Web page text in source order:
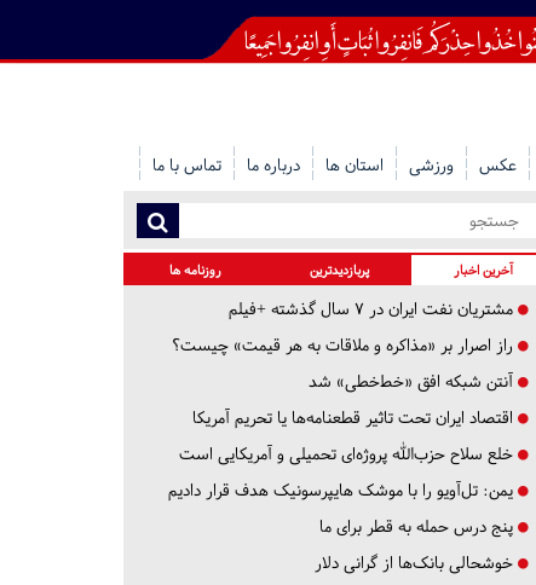
عکس ورزشی استان ها درباره ما تماس با ما
آخرین اخبار پربازدیدترین روزنامه ها
مشتریان نفت ایران در ۷ سال گذشته +فیلم
راز اصرار بر «مذاکره و ملاقات به هر قیمت» چیست؟
آنتن شبکه افق «خط‌خطی» شد
اقتصاد ایران تحت تاثیر قطعنامه‌ها یا تحریم‌ آمریکا
خلع سلاح حزب‌الله پروژه‌ای تحمیلی و آمریکایی است
یمن: تل‌آویو را با موشک هایپرسونیک هدف قرار دادیم
پنج درس‌ حمله به قطر برای ما
خوشحالی بانک‌ها از گرانی دلار